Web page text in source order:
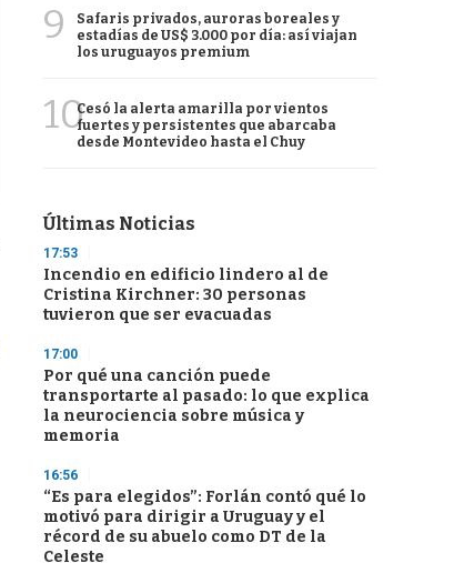
9
Safaris privados, auroras boreales y
estadías de US$ 3.000 por día: así viajan
los uruguayos premium
10Cesó la alerta amarilla por vientos
fuertes y persistentes que abarcaba
desde Montevideo hasta el Chuy
Últimas Noticias
17:53
Incendio en edificio lindero al de
Cristina Kirchner: 30 personas
tuvieron que ser evacuadas
17:00
Por qué una canción puede
transportarte al pasado: lo que explica
la neurociencia sobre música y
memoria
16:56
“Es para elegidos”: Forlán contó qué lo
motivó para dirigir a Uruguay y el
récord de su abuelo como DT de la
Celeste